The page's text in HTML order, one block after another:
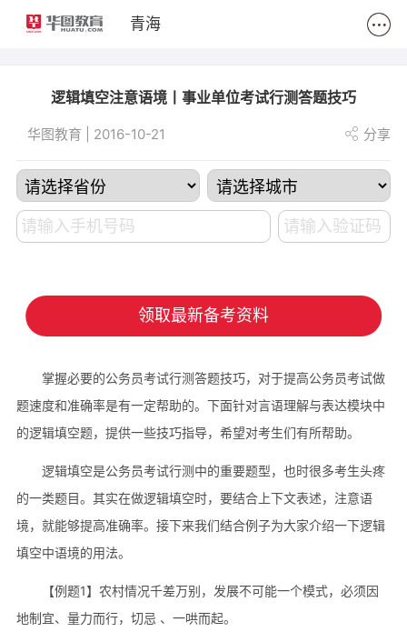
青海
逻辑填空注意语境丨事业单位考试行测答题技巧
华图教育 | 2016-10-21 分享
领取最新备考资料
掌握必要的公务员考试行测答题技巧，对于提高公务员考试做
题速度和准确率是有一定帮助的。下面针对言语理解与表达模块中
的逻辑填空题，提供一些技巧指导，希望对考生们有所帮助。
逻辑填空是公务员考试行测中的重要题型，也时很多考生头疼
的一类题目。其实在做逻辑填空时，要结合上下文表述，注意语
境，就能够提高准确率。接下来我们结合例子为大家介绍一下逻辑
填空中语境的用法。
【例题1】农村情况千差万别，发展不可能一个模式，必须因
地制宜、量力而行，切忌 、一哄而起。